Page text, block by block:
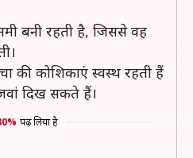
बनी रहती है, जिससे वह
की कोशिकाएं स्वस्थ रहती हैं
दिख सकते हैं।
पढ़ लिया है